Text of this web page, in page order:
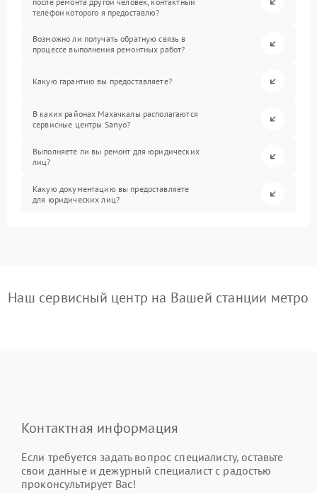
телефон которого я предоставлю?
Возможно ли получать обратную связь в
процессе выполнения ремонтных работ?
Какую гарантию вы предоставляете?
В каких районах Махачкалы располагаются
сервисные центры Sanyo?
Выполняете ли вы ремонт для юридических
лиц?
Какую документацию вы предоставляете
для юридических лиц?
Наш сервисный центр на Вашей станции метро
Контактная информация
Если требуется задать вопрос специалисту, оставьте
свои данные и дежурный специалист с радостью
проконсультирует Вас!